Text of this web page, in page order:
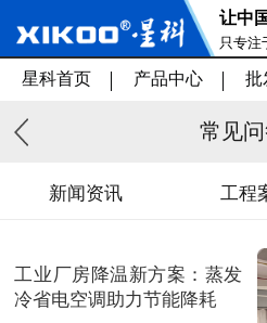
让中
只专注
务
星科首页 产品中心 批
常见
新闻资讯 工程
工业厂房降温新方案：蒸发
冷省电空调助力节能降耗